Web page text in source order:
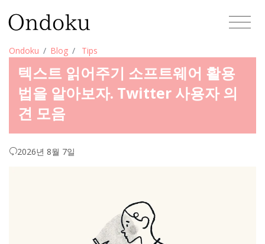
Ondoku Blog Tips
텍스트 읽어주기 소프트웨어 활용
법을 알아보자. Twitter 사용자 의
견 모음
2026년 8월 7일